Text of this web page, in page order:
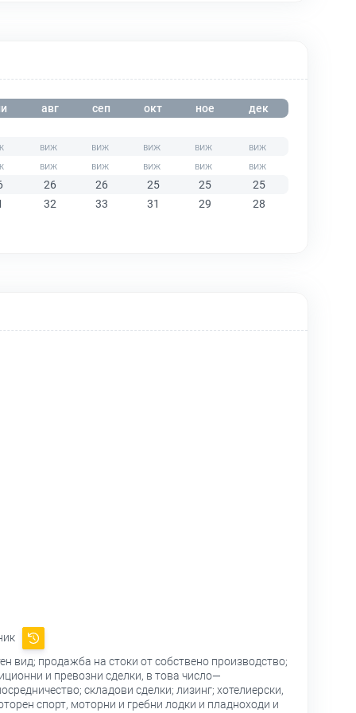
авг сеп окт ное дек
26 26 25 25
25
32 33 31 29 28
вид; продажба на стоки от собствено производство;
и превозни сделки, в това число—
складови сделки; лизинг; хотелиерски,
спорт, моторни и гребни лодки и пладноходи и